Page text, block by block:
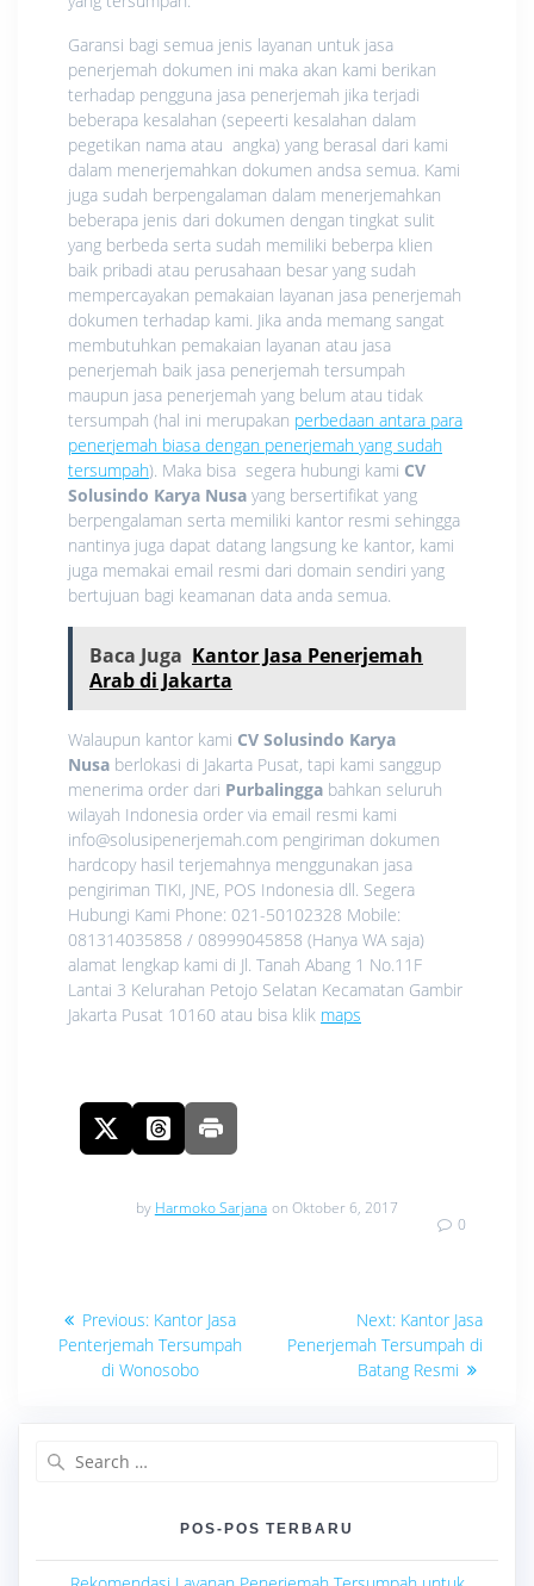
Garansi bagi semua jenis layanan untuk jasa
penerjemah dokumen ini maka akan kami berikan
terhadap pengguna jasa penerjemah jika terjadi
beberapa kesalahan (sepeerti kesalahan dalam
pegetikan nama atau angka) yang berasal dari kami
dalam menerjemahkan dokumen andsa semua. Kami
juga sudah berpengalaman dalam menerjemahkan
beberapa jenis dari dokumen dengan tingkat sulit
yang berbeda serta sudah memiliki beberpa klien
baik pribadi atau perusahaan besar yang sudah
mempercayakan pemakaian layanan jasa penerjemah
dokumen terhadap kami. Jika anda memang sangat
membutuhkan pemakaian layanan atau jasa
penerjemah baik jasa penerjemah tersumpah
maupun jasa penerjemah yang belum atau tidak
tersumpah (hal ini merupakan perbedaan antara para
penerjemah biasa dengan penerjemah yang sudah
tersumpah). Maka bisa segera hubungi kami CV
Solusindo Karya Nusa yang bersertifikat yang
berpengalaman serta memiliki kantor resmi sehingga
nantinya juga dapat datang langsung ke kantor, kami
juga memakai email resmi dari domain sendiri yang
bertujuan bagi keamanan data anda semua.
Baca Juga Kantor Jasa Penerjemah
Arab di Jakarta
Walaupun kantor kami CV Solusindo Karya
Nusa berlokasi di Jakarta Pusat, tapi kami sanggup
menerima order dari Purbalingga bahkan seluruh
wilayah Indonesia order via email resmi kami
info@solusipenerjemah.com pengiriman dokumen
hardcopy hasil terjemahnya menggunakan jasa
pengiriman TIKI, JNE, POS Indonesia dll. Segera
Hubungi Kami Phone: 021-50102328 Mobile:
081314035858 / 08999045858 (Hanya WA saja)
alamat lengkap kami di Jl. Tanah Abang 1 No.11F
Lantai 3 Kelurahan Petojo Selatan Kecamatan Gambir
Jakarta Pusat 10160 atau bisa klik maps
by Harmoko Sarjana on Oktober 6, 2017
0
Navigasi
pos
Previous: Previous
post:
Kantor Jasa
Penterjemah Tersumpah
di Wonosobo
Next: Next
post:
Kantor Jasa
Penerjemah Tersumpah di
Batang Resmi
POS-POS TERBARU